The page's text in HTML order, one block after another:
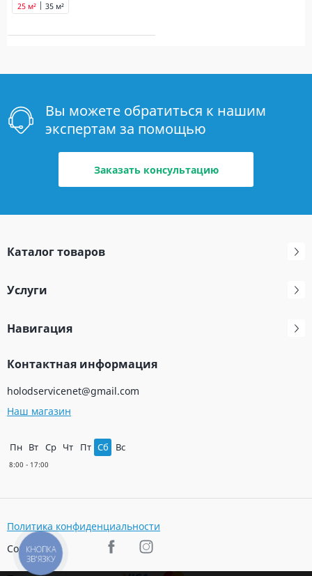
25 м² 35 м²
Вы можете обратиться к нашим
экспертам за помощью
Заказать консультацию
Каталог товаров
Услуги
Навигация
Контактная информация
holodservicenet@gmail.com
Наш магазин
Пн Вт Ср Чт Пт Сб Вс
Политика конфиденциальности
Соц. сети
КНОПКА
ЗВ'ЯЗКУ